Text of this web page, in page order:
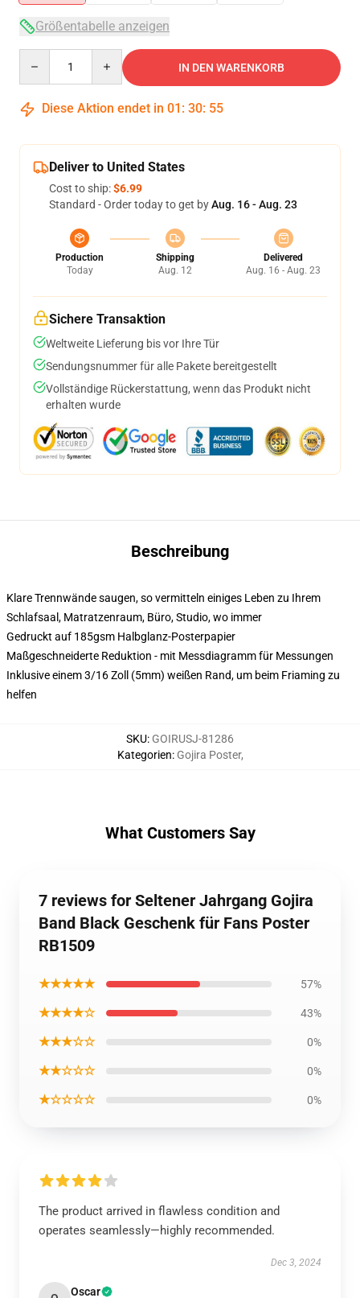
Größentabelle anzeigen
IN DEN WARENKORB
Diese Aktion endet in 01 : 30: 54
Deliver to United States
Cost to ship:$6.99
Standard - Order today to get byAug. 16 - Aug. 23
Production
Today
Shipping
Aug. 12
Delivered
Aug. 16 - Aug. 23
Sichere Transaktion
Weltweite Lieferung bis vor Ihre Tür
Sendungsnummer für alle Pakete bereitgestellt
Vollständige Rückerstattung, wenn das Produkt nicht
erhalten wurde
Beschreibung
Klare Trennwände saugen, so vermitteln einiges Leben zu Ihrem
Schlafsaal, Matratzenraum, Büro, Studio, wo immer
Gedruckt auf 185gsm Halbglanz-Posterpapier
Maßgeschneiderte Reduktion - mit Messdiagramm für Messungen
Inklusive einem 3/16 Zoll (5mm) weißen Rand, um beim Friaming zu
helfen
SKU: GOIRUSJ-81286
Kategorien: Gojira Poster,
What Customers Say
7 reviews for Seltener Jahrgang Gojira
Band Black Geschenk für Fans Poster
RB1509
★★★★★ 57%
★★★★☆ 43%
★★★☆☆ 0%
★★☆☆☆ 0%
★☆☆☆☆ 0%
The product arrived in flawless condition and
operates seamlessly—highly recommended.
Dec 3, 2024
Oscar